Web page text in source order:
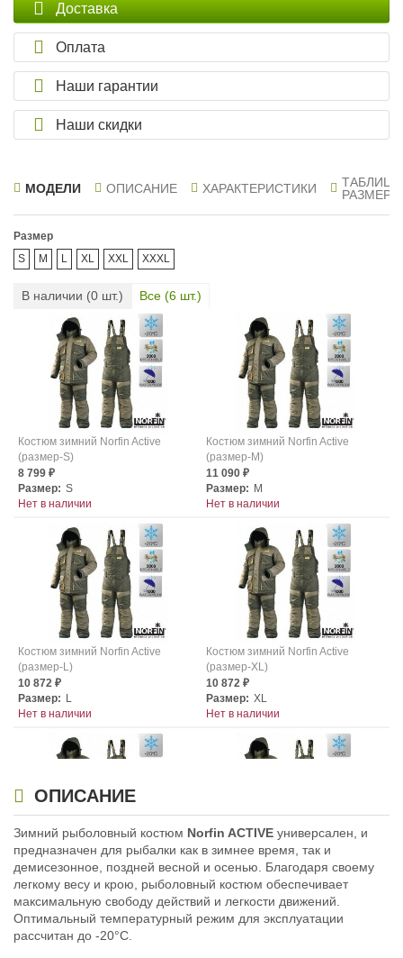
Доставка
Оплата
Наши гарантии
Наши скидки
МОДЕЛИ ОПИСАНИЕ ХАРАКТЕРИСТИКИ
ТАБЛИЦА
Размер
S
M L XL XXL XXXL
В наличии (0 шт.) Все (6 шт.)
Костюм зимний Norfin Active
(размер-S)
8 799 ₽
Размер: S
Нет в наличии
Костюм зимний Norfin Active
(размер-M)
11 090 ₽
Размер: M
Нет в наличии
Костюм зимний Norfin Active
(размер-L)
10 872 ₽
Размер: L
Нет в наличии
Костюм зимний Norfin Active
(размер-XL)
10 872 ₽
Размер: XL
Нет в наличии
Костюм зимний Norfin Active
(размер-XXL)
10 484₽
Размер:XXL
Нет в наличии
Костюм зимний Norfin Active
(размер-XXXL)
Размер:XXXL
Нет в наличии
ОПИСАНИЕ
Зимний рыболовный костюм Norfin ACTIVE универсален, и
предназначен для рыбалки как в зимнее время, так и
демисезонное, поздней весной и осенью. Благодаря своему
легкому весу и крою, рыболовный костюм обеспечивает
максимальную свободу действий и легкости движений.
Оптимальный температурный режим для эксплуатации
рассчитан до -20°С.